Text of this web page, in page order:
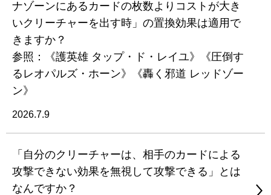
ナゾーンにあるカードの枚数よりコストが大き
いクリーチャーを出す時」の置換効果は適用で
きますか？
参照：《護英雄 タップ・ド・レイユ》《圧倒す
るレオパルズ・ホーン》《轟く邪道 レッドゾー
ン》
2026.7.9
「自分のクリーチャーは、相手のカードによる
攻撃できない効果を無視して攻撃できる」とは
なんですか？